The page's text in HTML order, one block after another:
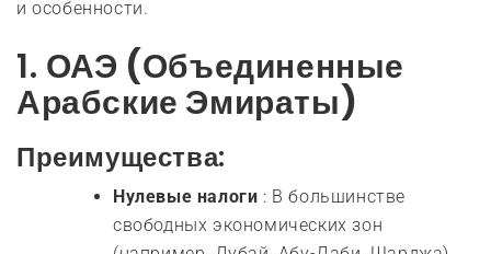
и особенности.
1. ОАЭ (Объединенные
Арабские Эмираты)
Преимущества:
Нулевые налоги : В большинстве
свободных экономических зон